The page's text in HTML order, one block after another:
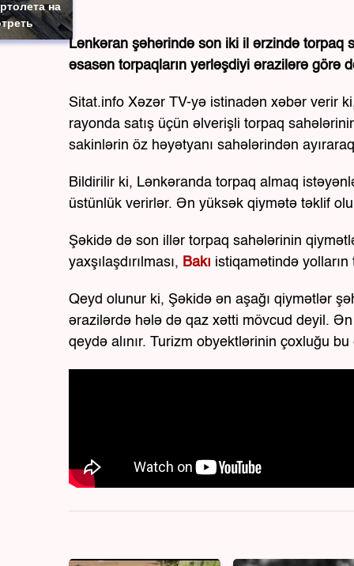
на
Lənkəran şəhərində son iki il ərzində torpaq
əsasən torpaqların yerləşdiyi ərazilərə görə
Sitat.info Xəzər TV-yə istinadən xəbər verir
rayonda satış üçün əlverişli torpaq
sakinlərin öz həyətyanı sahələrindən
Bildirilir ki, Lənkəranda torpaq almaq
üstünlük verirlər. Ən yüksək qiymətə təklif
Şəkidə də son illər torpaq sahələrinin
yaxşılaşdırılması, Bakı istiqamətində
Qeyd olunur ki, Şəkidə ən aşağı qiymətlər
ərazilərdə hələ də qaz xətti mövcud deyil.
qeydə alınır. Turizm obyektlərinin çoxluğu